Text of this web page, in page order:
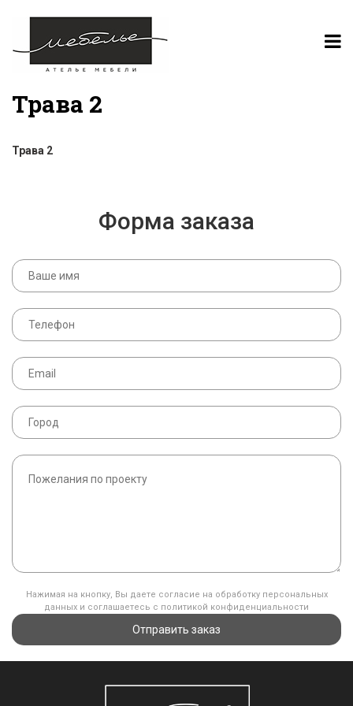
Трава 2
Трава 2
Форма заказа
Нажимая на кнопку, Вы даете согласие на обработку персональных
данных и соглашаетесь с политикой конфиденциальности
Отправить заказ